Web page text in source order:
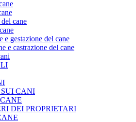
cane
e gestazione del cane
e castrazione del cane
CANI
DEI PROPRIETARI